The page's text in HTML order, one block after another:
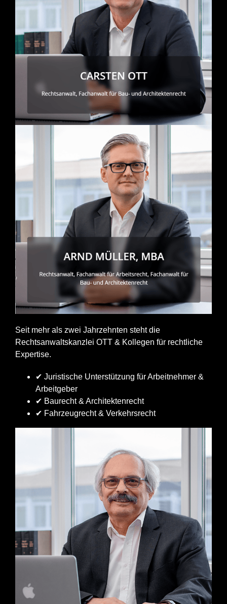
Seit mehr als zwei Jahrzehnten steht die
Rechtsanwaltskanzlei OTT & Kollegen für rechtliche
Expertise.
✔ Juristische Unterstützung für Arbeitnehmer &
Arbeitgeber
✔ Baurecht & Architektenrecht
✔ Fahrzeugrecht & Verkehrsrecht